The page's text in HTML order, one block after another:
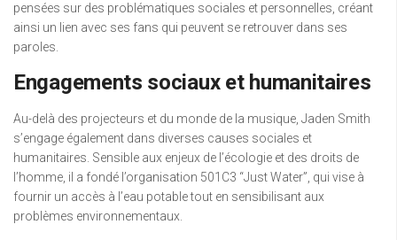
pensées sur des problématiques sociales et personnelles, créant
ainsi un lien avec ses fans qui peuvent se retrouver dans ses
paroles.
Engagements sociaux et humanitaires
Au-delà des projecteurs et du monde de la musique, Jaden Smith
s’engage également dans diverses causes sociales et
humanitaires. Sensible aux enjeux de l’écologie et des droits de
l’homme, il a fondé l’organisation 501C3 “Just Water”, qui vise à
fournir un accès à l’eau potable tout en sensibilisant aux
problèmes environnementaux.